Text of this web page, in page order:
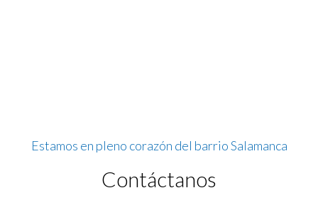
Estamos en pleno corazón del barrio Salamanca
Contáctanos